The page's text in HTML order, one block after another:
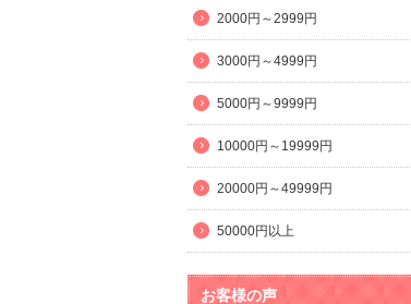
2000円～2999円
3000円～4999円
5000円～9999円
10000円～19999円
20000円～49999円
50000円以上
お客様の声